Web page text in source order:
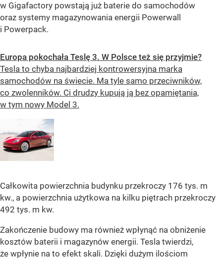
w Gigafactory powstają już baterie do samochodów
oraz systemy magazynowania energii Powerwall
i Powerpack.
Europa pokochała Teslę 3. W Polsce też się przyjmie?
Tesla to chyba najbardziej kontrowersyjna marka
samochodów na świecie. Ma tyle samo przeciwników,
co zwolenników. Ci drudzy kupują ją bez opamiętania,
w tym nowy Model 3.
Całkowita powierzchnia budynku przekroczy 176 tys. m
kw., a powierzchnia użytkowa na kilku piętrach przekroczy
492 tys. m kw.
Zakończenie budowy ma również wpłynąć na obniżenie
kosztów baterii i magazynów energii. Tesla twierdzi,
że wpłynie na to efekt skali. Dzięki dużym ilościom